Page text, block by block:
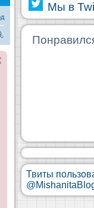
Мы в
Твиты